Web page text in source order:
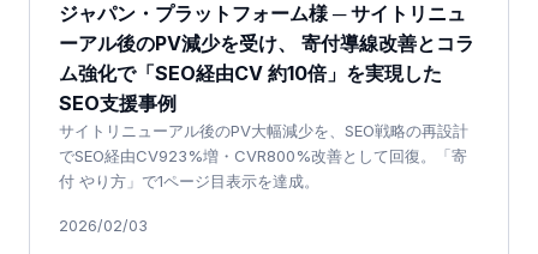
ジャパン・プラットフォーム様 ─ サイトリニュ
ーアル後のPV減少を受け、 寄付導線改善とコラ
ム強化で「SEO経由CV 約10倍」を実現した
SEO支援事例
サイトリニューアル後のPV大幅減少を、SEO戦略の再設計
でSEO経由CV923%増・CVR800%改善として回復。「寄
付 やり方」で1ページ目表示を達成。
2026/02/03